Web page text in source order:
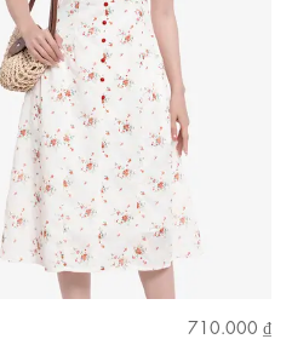
710.000 ₫